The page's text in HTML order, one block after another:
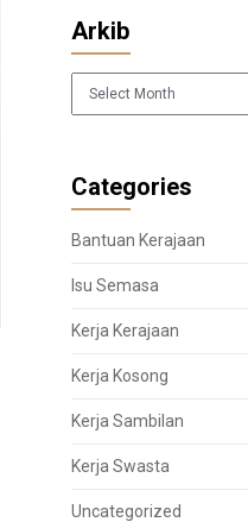
Arkib
Arkib
Categories
Bantuan Kerajaan
Isu Semasa
Kerja Kerajaan
Kerja Kosong
Kerja Sambilan
Kerja Swasta
Uncategorized